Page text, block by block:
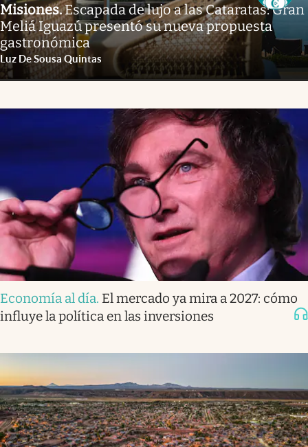
Misiones.Escapada de lujo a las Cataratas: Gran
Meliá Iguazú presentó su nueva propuesta
gastronómica
Luz De Sousa Quintas
Economía al día. El mercado ya mira a 2027: cómo
influye la política en las inversiones